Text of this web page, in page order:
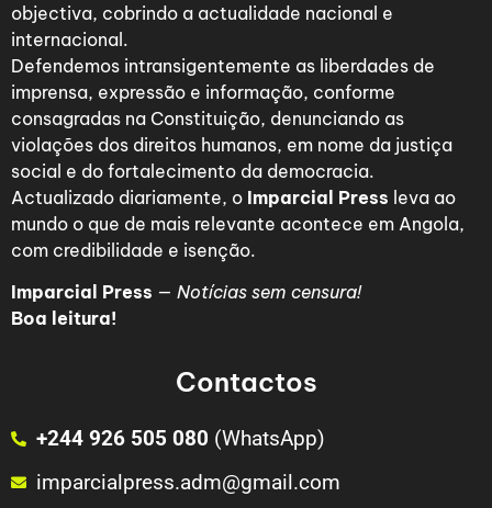
objectiva, cobrindo a actualidade nacional e
internacional.
Defendemos intransigentemente as liberdades de
imprensa, expressão e informação, conforme
consagradas na Constituição, denunciando as
violações dos direitos humanos, em nome da justiça
social e do fortalecimento da democracia.
Actualizado diariamente, o Imparcial Press leva ao
mundo o que de mais relevante acontece em Angola,
com credibilidade e isenção.
Imparcial Press — Notícias sem censura!
Boa leitura!
Contactos
+244 926 505 080 (WhatsApp)
imparcialpress.adm@gmail.com